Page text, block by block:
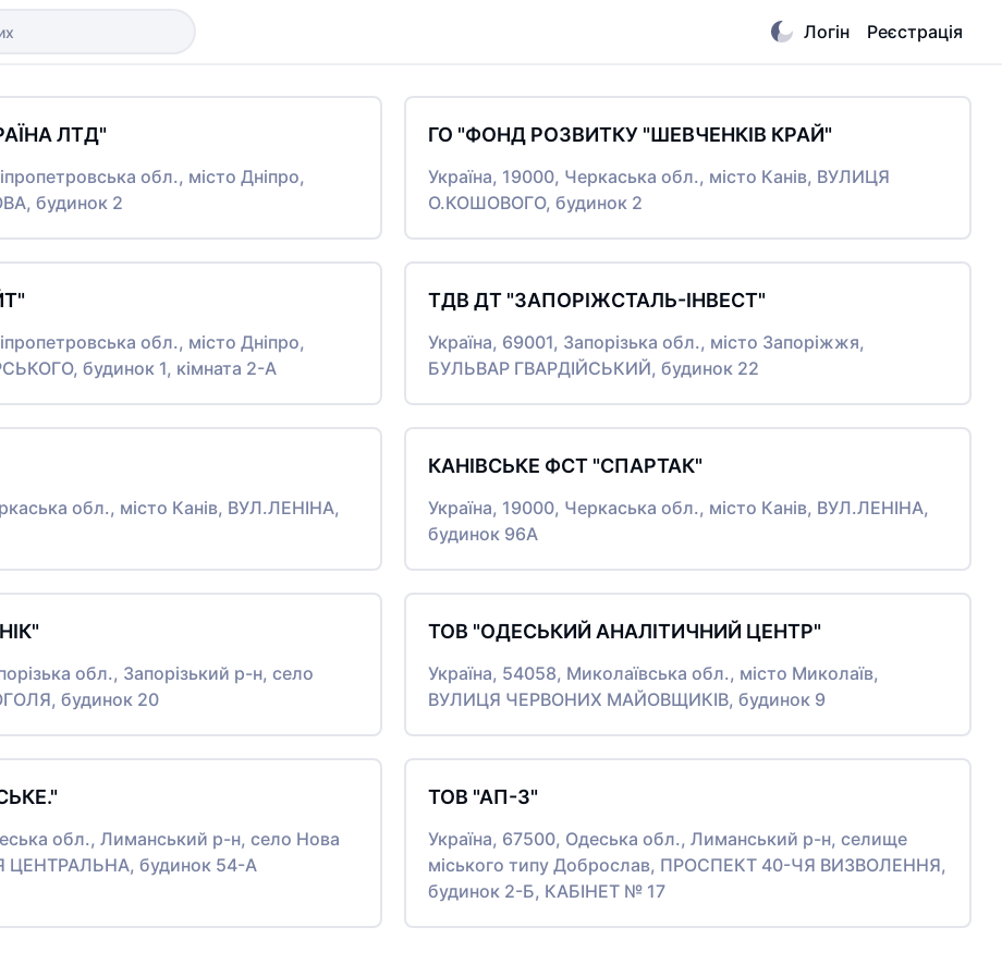
Логін Реєстрація
ЛТД"
обл., місто Дніпро,
будинок 2
ГО "ФОНД РОЗВИТКУ "ШЕВЧЕНКІВ КРАЙ"
Україна, 19000, Черкаська обл., місто Канів, ВУЛИЦЯ
О.КОШОВОГО, будинок 2
обл., місто Дніпро,
будинок 1, кімната 2-А
ТДВ ДТ "ЗАПОРІЖСТАЛЬ-ІНВЕСТ"
Україна, 69001, Запорізька обл., місто Запоріжжя,
БУЛЬВАР ГВАРДІЙСЬКИЙ, будинок 22
обл., місто Канів, ВУЛ.ЛЕНІНА,
КАНІВСЬКЕ ФСТ "СПАРТАК"
Україна, 19000, Черкаська обл., місто Канів, ВУЛ.ЛЕНІНА,
будинок 96А
обл., Запорізький р-н, село
будинок 20
ТОВ "ОДЕСЬКИЙ АНАЛІТИЧНИЙ ЦЕНТР"
Україна, 54058, Миколаївська обл., місто Миколаїв,
ВУЛИЦЯ ЧЕРВОНИХ МАЙОВЩИКІВ, будинок 9
обл., Лиманський р-н, село Нова
ЦЕНТРАЛЬНА, будинок 54-А
ТОВ "АП-3"
Україна, 67500, Одеська обл., Лиманський р-н, селище
міського типу Доброслав, ПРОСПЕКТ 40-ЧЯ ВИЗВОЛЕННЯ,
будинок 2-Б, КАБІНЕТ № 17